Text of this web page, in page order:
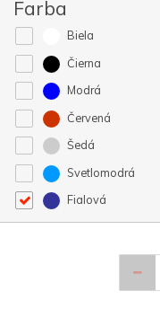
Farba
Biela
Čierna
Modrá
Červená
Šedá
Svetlomodrá
Fialová